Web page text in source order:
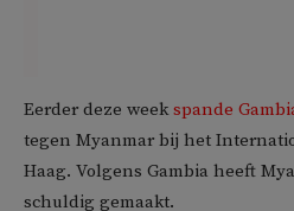
Eerder deze weekspande
tegen Myanmar bij het
Haag. Volgens Gambia heeft
schuldig gemaakt.